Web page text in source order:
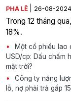
PHA LÊ 26-08-2024
Trong 12 tháng
18%.
Một cổ phiếu lao
USD/cp: Dấu chấm
mặt trời?
Công ty năng
lỗ, nợ phải trả gấp